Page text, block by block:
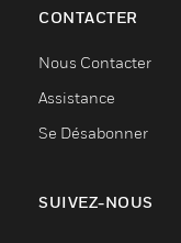
CONTACTER
Nous Contacter
Assistance
Se Désabonner
SUIVEZ-NOUS